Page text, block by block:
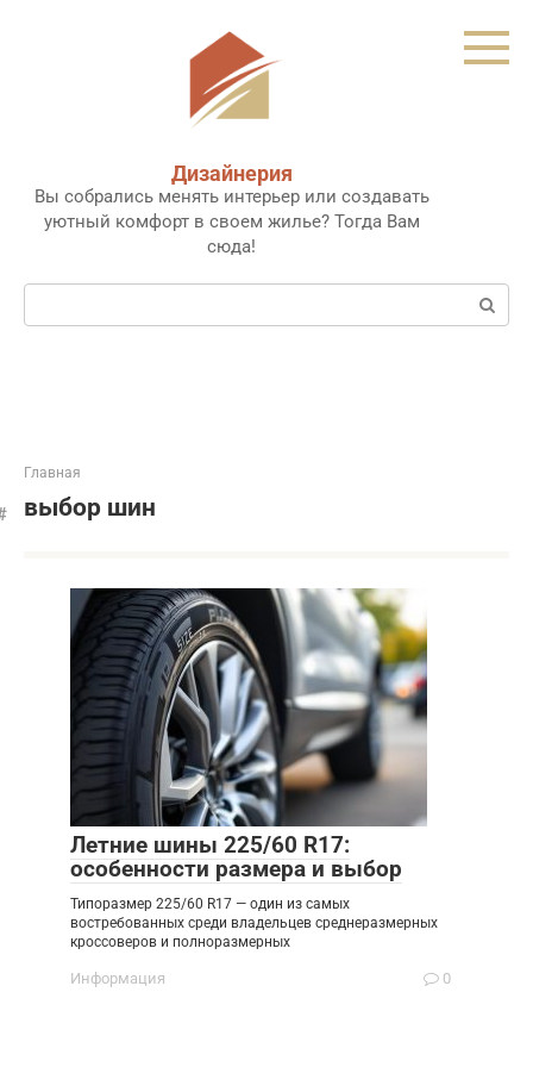
Дизайнерия
Вы собрались менять интерьер или создавать
уютный комфорт в своем жилье? Тогда Вам
сюда!
Поиск:
Главная
выбор шин
Летние шины 225/60 R17:
особенности размера и выбор
Типоразмер 225/60 R17 — один из самых
востребованных среди владельцев среднеразмерных
кроссоверов и полноразмерных
Информация 0